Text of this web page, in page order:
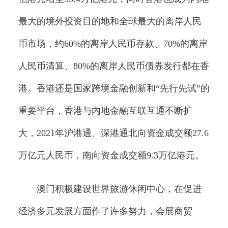
最大的境外投资目的地和全球最大的离岸人民
币市场，约60%的离岸人民币存款、70%的离岸
人民币清算、80%的离岸人民币债券发行都在香
港。香港还是国家跨境金融创新和“先行先试”的
重要平台，香港与内地金融互联互通不断扩
大，2021年沪港通、深港通北向资金成交额27.6
万亿元人民币，南向资金成交额9.3万亿港元。
澳门积极建设世界旅游休闲中心，在促进
经济多元发展方面作了许多努力，会展商贸